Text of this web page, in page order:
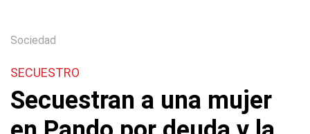
Sociedad
SECUESTRO
Secuestran a una mujer